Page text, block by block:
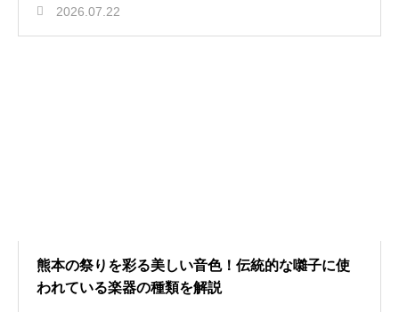
2026.07.22
熊本の祭りを彩る美しい音色！伝統的な囃子に使
われている楽器の種類を解説